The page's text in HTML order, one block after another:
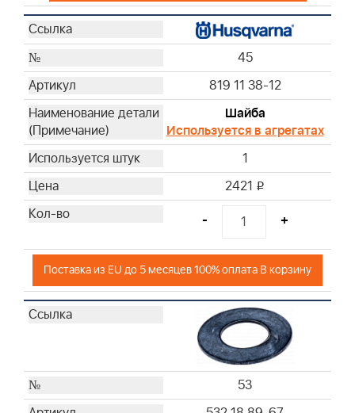
45
819 11 38-12
Шайба
Используется в агрегатах
1
2421 i
- +
Поставка из EU до 5 месяцев 100% оплата В корзину
53